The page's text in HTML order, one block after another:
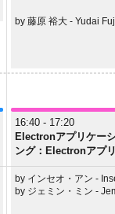
by 藤原 裕大 - Yudai
16:40 - 17:20
Electronアプリケー
ング：Electronアプ
脆弱性の解析と防御
by インセオ・アン -
by ジェミン・ミン -